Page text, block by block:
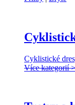
Cyklistické
Více kategorií